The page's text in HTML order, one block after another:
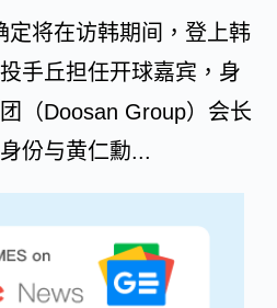
定将在访韩期间，登上韩
手丘担任开球嘉宾，身
（Doosan Group）会长
份与黄仁勳...